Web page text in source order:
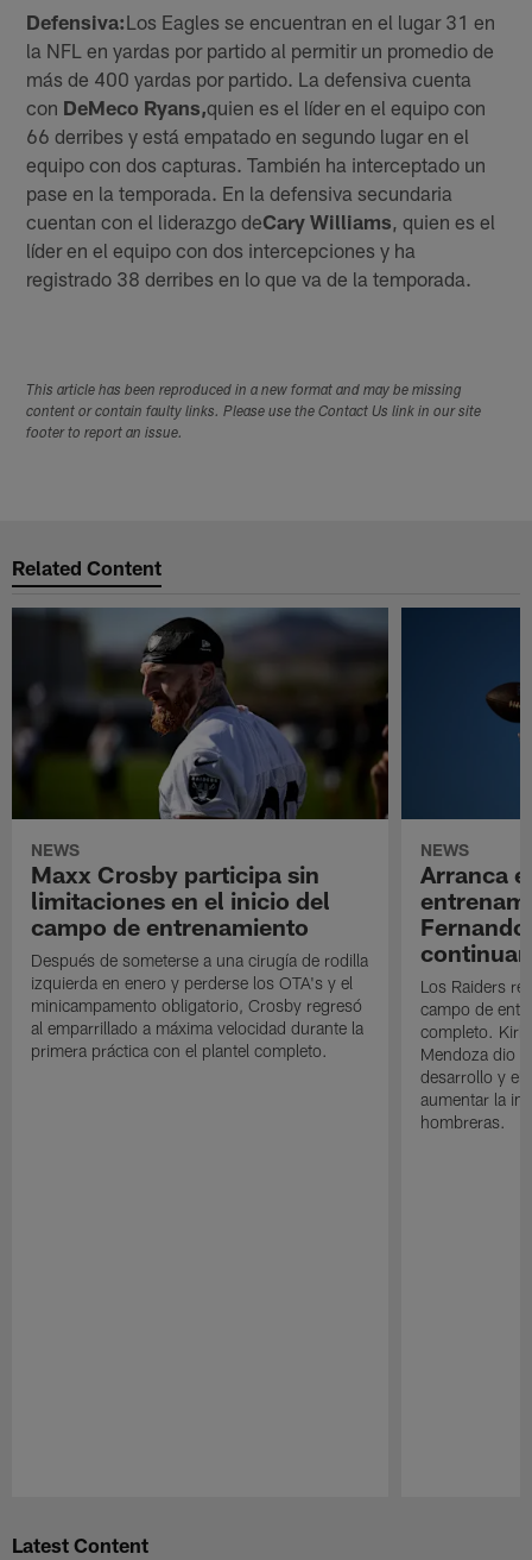
Defensiva:Los Eagles se encuentran en el lugar 31 en
la NFL en yardas por partido al permitir un promedio de
más de 400 yardas por partido. La defensiva cuenta
con DeMeco Ryans,quien es el líder en el equipo con
66 derribes y está empatado en segundo lugar en el
equipo con dos capturas. También ha interceptado un
pase en la temporada. En la defensiva secundaria
cuentan con el liderazgo deCary Williams , quien es el
líder en el equipo con dos intercepciones y ha
registrado 38 derribes en lo que va de la temporada.
This article has been reproduced in a new format and may be missing
content or contain faulty links. Please use the Contact Us link in our site
footer to report an issue.
Related Content
NEWS
Maxx Crosby participa sin
limitaciones en el inicio del
campo de entrenamiento
Después de someterse a una cirugía de rodilla
izquierda en enero y perderse los OTA's y el
minicampamento obligatorio, Crosby regresó
al emparrillado a máxima velocidad durante la
primera práctica con el plantel completo.
NEWS
Arranca
Los Raiders
campo de
completo. Kirk
Mendoza dio
desarrollo y el
aumentar la
hombreras.
Latest Content